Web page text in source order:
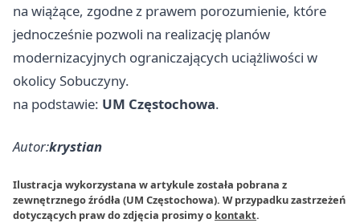
na wiążące, zgodne z prawem porozumienie, które
jednocześnie pozwoli na realizację planów
modernizacyjnych ograniczających uciążliwości w
okolicy Sobuczyny.
na podstawie: UM Częstochowa.
Autor:krystian
Ilustracja wykorzystana w artykule została pobrana z
zewnętrznego źródła (UM Częstochowa). W przypadku zastrzeżeń
dotyczących praw do zdjęcia prosimy o kontakt.